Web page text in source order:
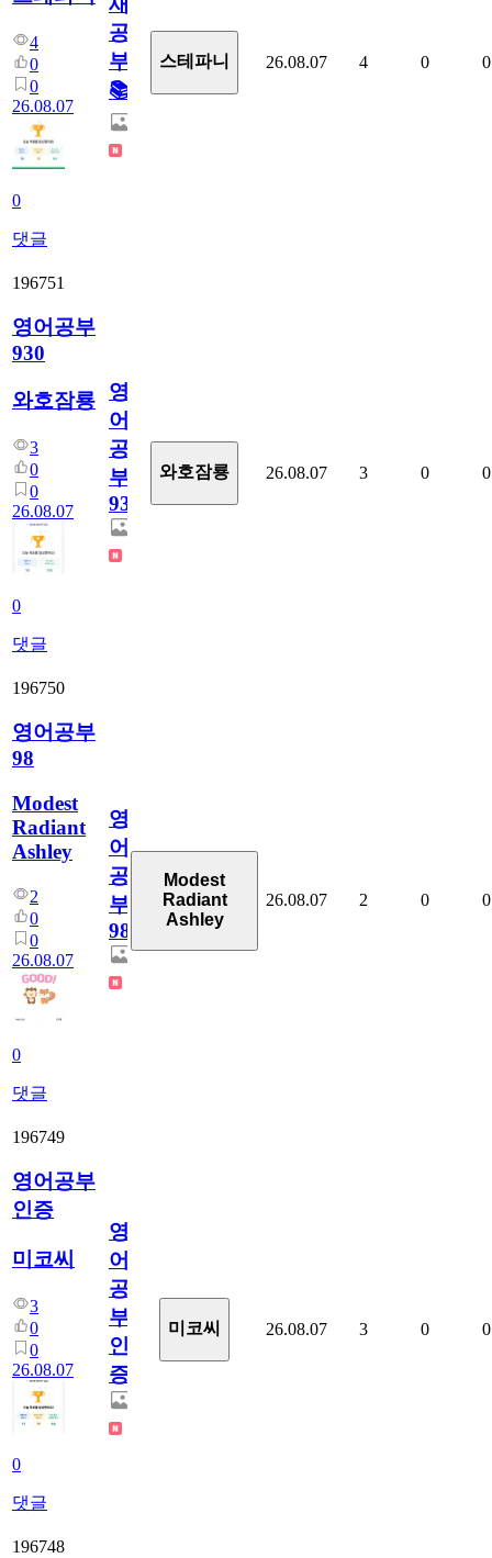
4
0
0
26.08.07
0
댓글
공
부!
📚
스테파니 26.08.07 4 0 0
196751
영어공부
930
와호잠룡
3
0
0
26.08.07
0
댓글
영
어
공
부
930
와호잠룡 26.08.07 3 0 0
196750
영어공부
98
Modest
Radiant
Ashley
2
0
0
26.08.07
0
댓글
영
어
공
부
98
Modest
Radiant
Ashley
26.08.07 2 0 0
196749
영어공부
인증
미코씨
3
0
0
26.08.07
0
댓글
영
어
공
부
인
증
미코씨 26.08.07 3 0 0
196748